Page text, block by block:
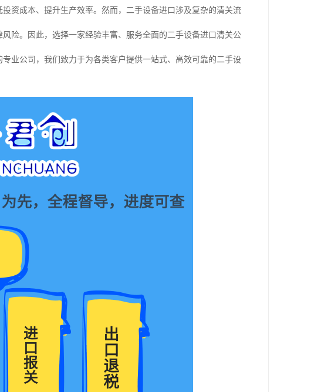
资成本、提升生产效率。然而，二手设备进口涉及复杂的清关流
险。因此，选择一家经验丰富、服务全面的二手设备进口清关公
业公司，我们致力于为各类客户提供一站式、高效可靠的二手设